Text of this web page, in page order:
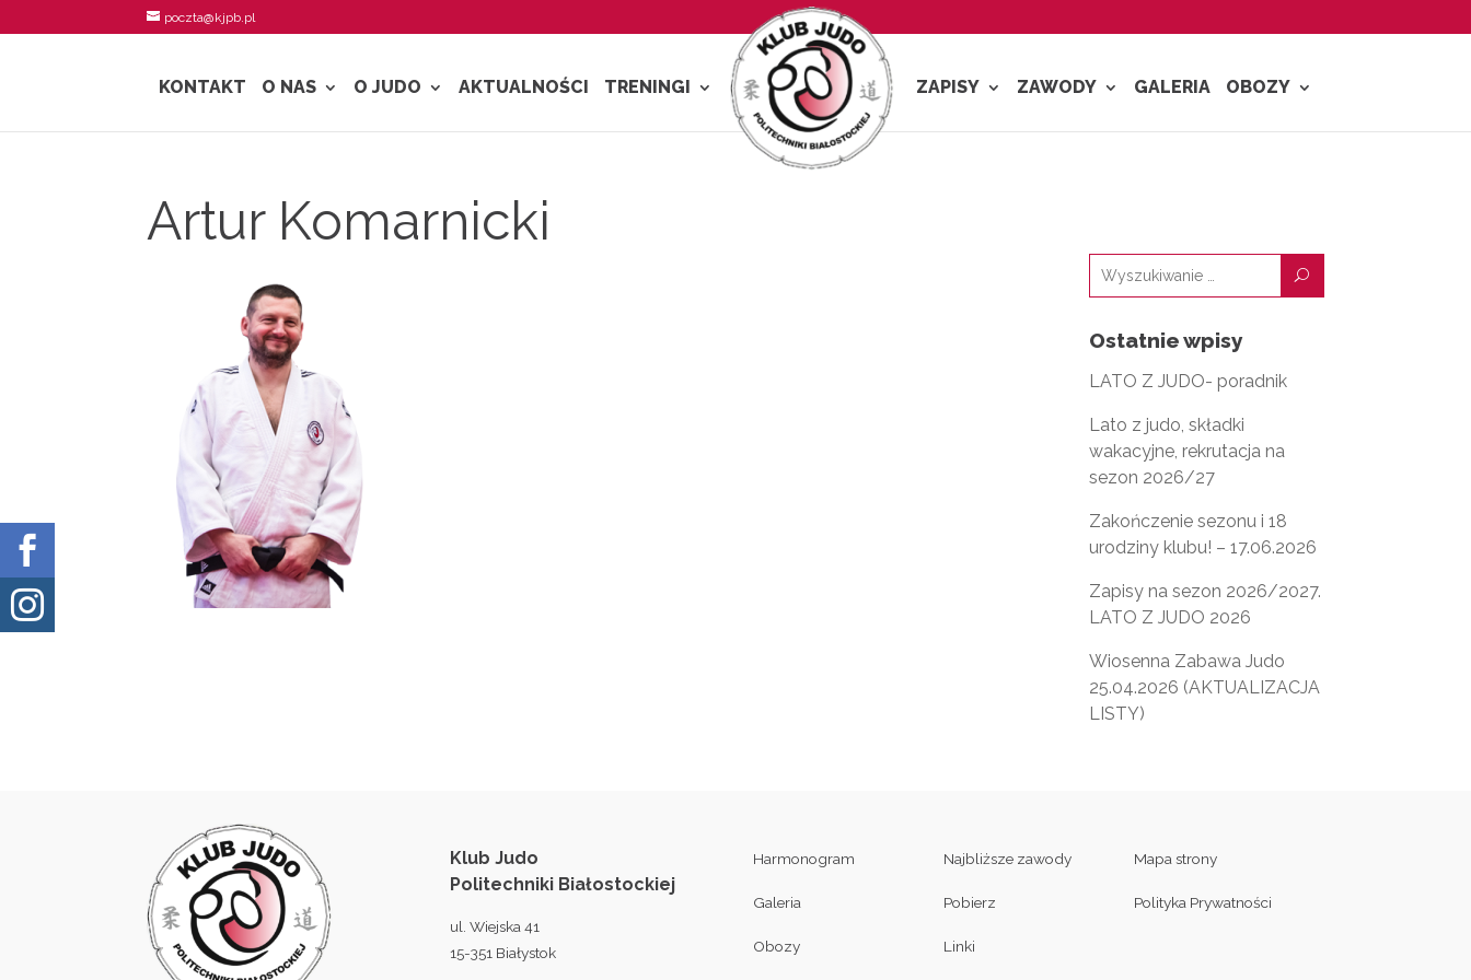
poczta@kjpb.pl
KONTAKT O NAS O JUDO AKTUALNOŚCI TRENINGI ZAPISY ZAWODY GALERIA OBOZY


Artur Komarnicki
U
Ostatnie wpisy
LATO Z JUDO- poradnik
Lato z judo, składki
wakacyjne, rekrutacja na
sezon 2026/27
Zakończenie sezonu i 18
urodziny klubu! – 17.06.2026
Zapisy na sezon 2026/2027.
LATO Z JUDO 2026
Wiosenna Zabawa Judo
25.04.2026 (AKTUALIZACJA
LISTY)
Klub Judo
Politechniki Białostockiej
ul. Wiejska 41
15-351 Białystok
Harmonogram
Galeria
Obozy
Najbliższe zawody
Pobierz
Linki
Mapa strony
Polityka Prywatności